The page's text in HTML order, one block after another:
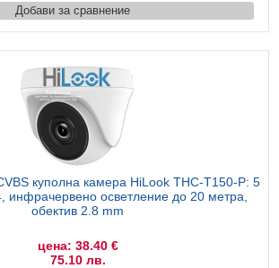
Добави за сравнение
куполна камера HiLook THC-T150-P: 5
инфрачервено осветление до 20 метра,
обектив 2.8 mm
цена: 38.40 €
75.10 лв.